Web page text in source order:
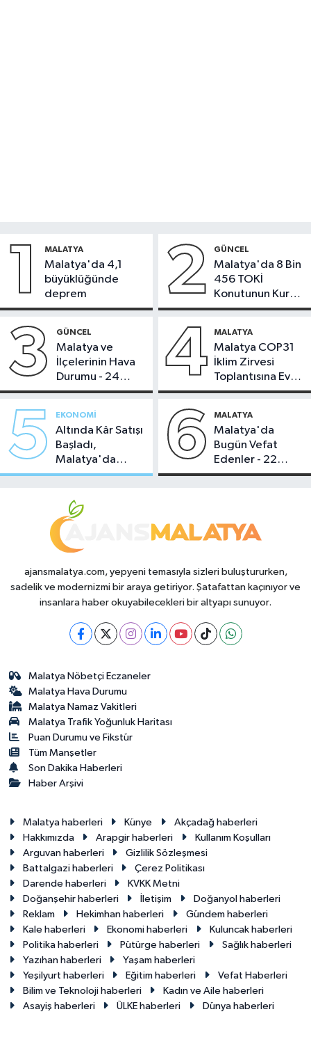
1 MALATYA
Malatya'da 4,1
büyüklüğünde
deprem
2 GÜNCEL
Malatya'da 8 Bin
456 TOKİ
Konutunun Kurası
Bugün Çekiliyor
3 GÜNCEL
Malatya ve
İlçelerinin Hava
Durumu - 24
Temmuz 2026
4 MALATYA
Malatya COP31
İklim Zirvesi
Toplantısına Ev
Sahipliği Yaptı
5 EKONOMI
Altında Kâr Satışı
Başladı,
Malatya'da
Makas Ne
6 MALATYA
Malatya'da
Bugün Vefat
Edenler - 22
Temmuz 2026
ajansmalatya.com, yepyeni temasıyla sizleri buluştururken,
sadelik ve modernizmi bir araya getiriyor. Şatafattan kaçınıyor ve
insanlara haber okuyabilecekleri bir altyapı sunuyor.
Malatya Nöbetçi Eczaneler
Malatya Hava Durumu
Malatya Namaz Vakitleri
Malatya Trafik Yoğunluk Haritası
Puan Durumu ve Fikstür
Tüm Manşetler
Son Dakika Haberleri
Haber Arşivi
Malatya haberleri Künye
Akçadağ haberleri
Hakkımızda
Arapgir haberleri
Kullanım Koşulları
Arguvan haberleri
Gizlilik Sözleşmesi
Battalgazi haberleri
Çerez Politikası
Darende haberleri
KVKK Metni
Doğanşehir haberleri
İletişim
Doğanyol haberleri
Reklam
Hekimhan haberleri
Gündem haberleri
Kale haberleri
Ekonomi haberleri
Kuluncak haberleri
Politika haberleri
Pütürge haberleri
Sağlık haberleri
Yazıhan haberleri
Yaşam haberleri
Yeşilyurt haberleri
Eğitim haberleri
Vefat Haberleri
Bilim ve Teknoloji haberleri
Kadın ve Aile haberleri
Asayiş haberleri
ÜLKE haberleri Dünya haberleri